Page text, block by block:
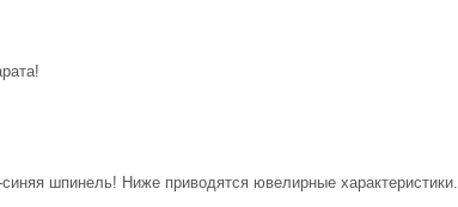
шпинель! Ниже приводятся ювелирные характеристики.